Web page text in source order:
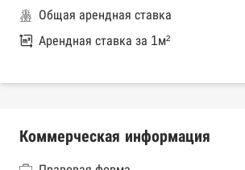
Общая арендная ставка
Арендная ставка за 1м²
Коммерческая информация